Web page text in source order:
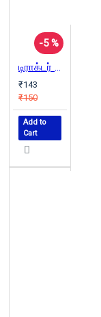
-5 %
டிராக்டர் சாணி போடுமா?
₹143
₹150
Add to
Cart